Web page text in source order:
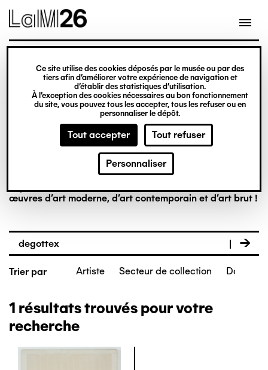
Gestion des cookies
Ce site utilise des cookies déposés par le musée ou par des
tiers afin d’améliorer votre expérience de navigation et
d’établir des statistiques d’utilisation.
À l’exception des cookies nécessaires au bon fonctionnement
du site, vous pouvez tous les accepter, tous les refuser ou en
personnaliser le dépôt.
Tout accepter Tout refuser
Personnaliser
La collection en
ligne
Riche de plus de 8 000 œuvres, la collection du LaM est
œuvres d’art moderne, d’art contemporain et d’art brut !
Trier par Artiste Secteur de collection Date de
1 résultats trouvés pour votre
recherche